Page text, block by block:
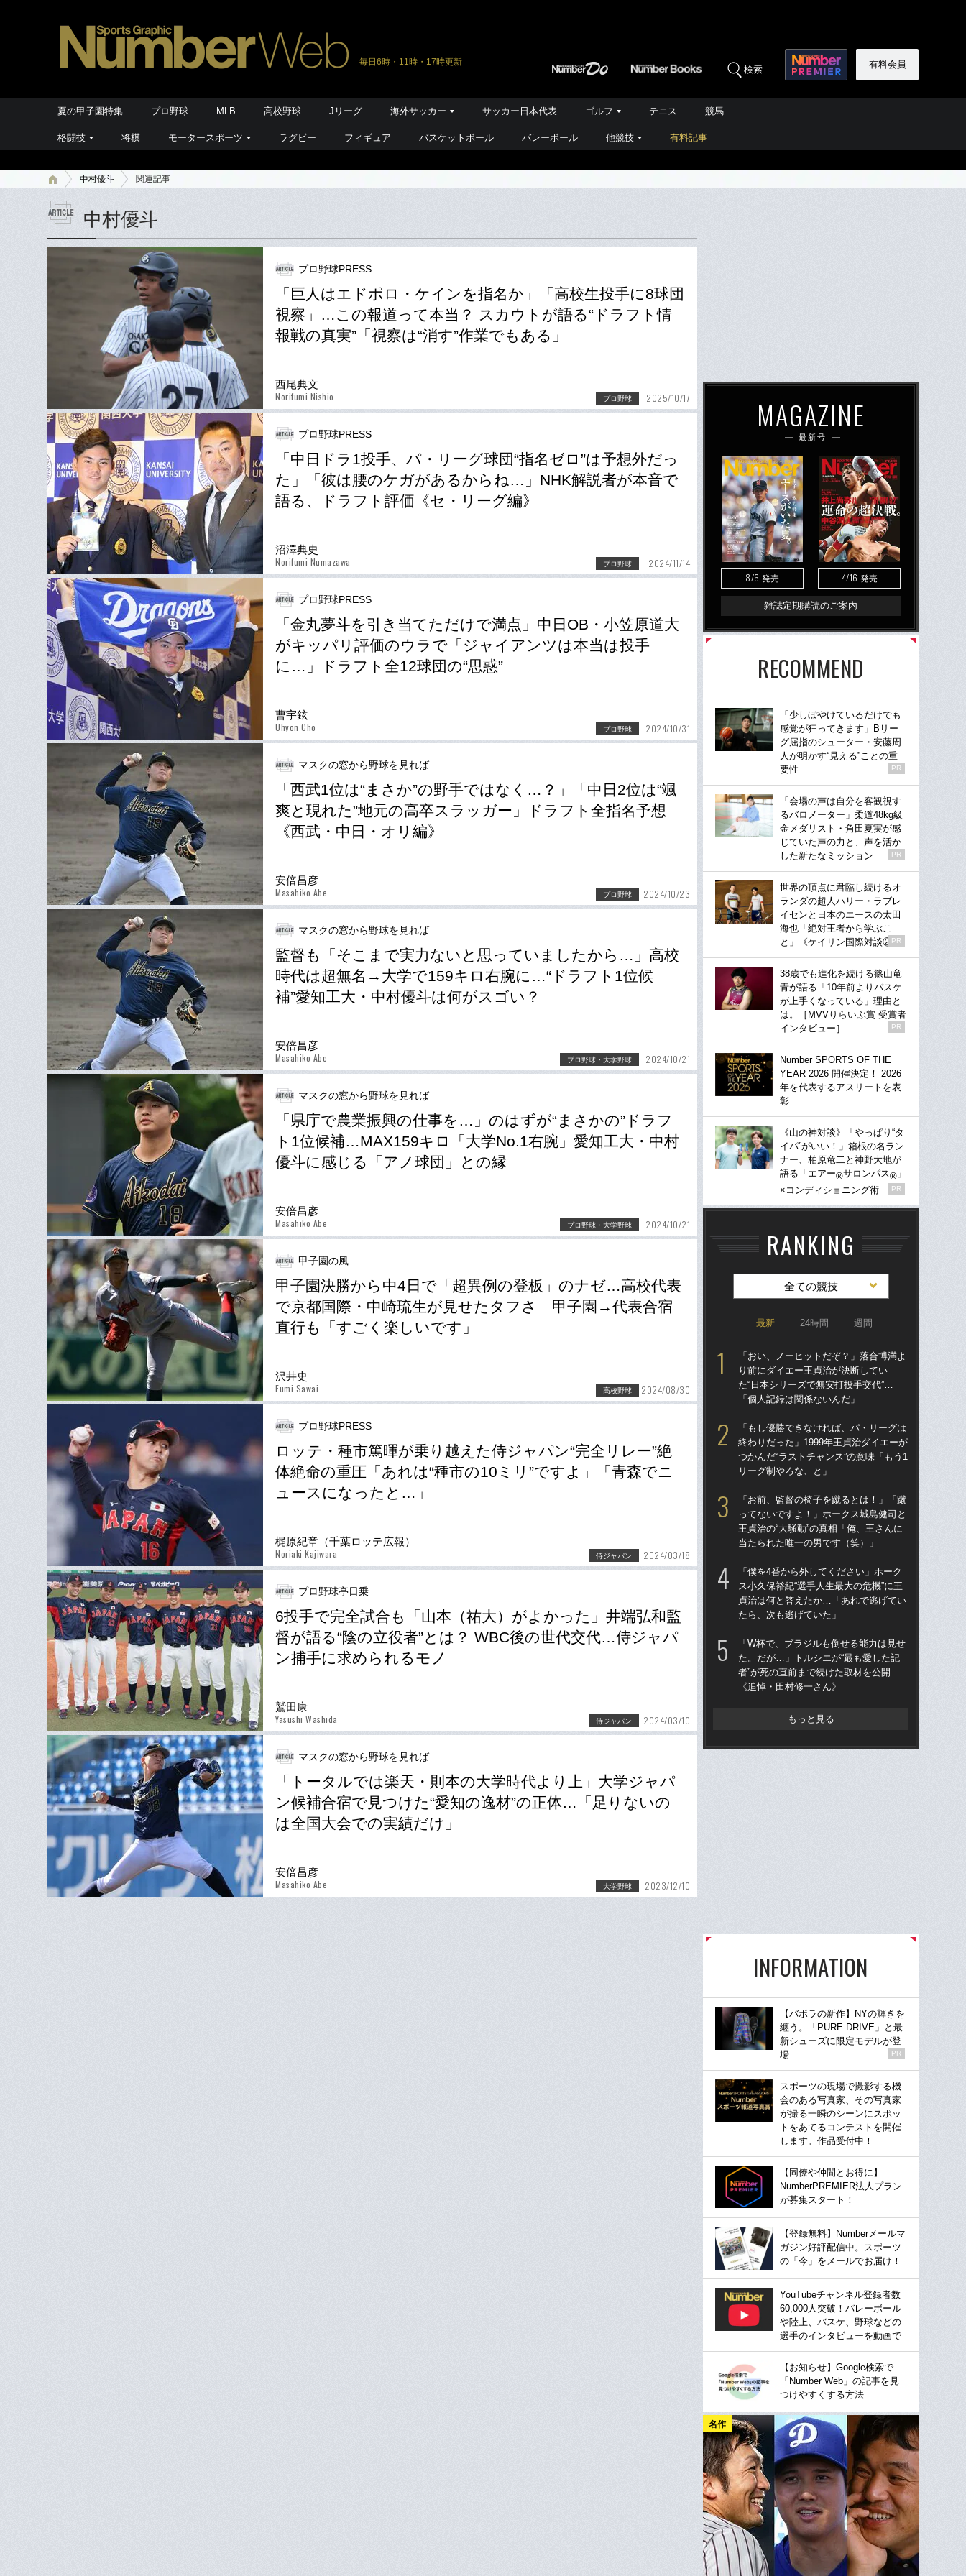
毎日6時・11時・17時更新
検索 有料会員
夏の甲子園特集 プロ野球 MLB 高校野球 Jリーグ 海外サッカー サッカー日本代表 ゴルフ テニス 競馬
格闘技 将棋 モータースポーツ ラグビー フィギュア バスケットボール バレーボール 他競技 有料記事
中村優斗 関連記事
中村優斗
プロ野球PRESS
「巨人はエドポロ・ケインを指名か」「高校生投手に8球団
視察」…この報道って本当？ スカウトが語る“ドラフト情
報戦の真実”「視察は“消す”作業でもある」
西尾典文
Norifumi Nishio プロ野球 2025/10/17
プロ野球PRESS
「中日ドラ1投手、パ・リーグ球団“指名ゼロ”は予想外だっ
た」「彼は腰のケガがあるからね…」NHK解説者が本音で
語る、ドラフト評価《セ・リーグ編》
沼澤典史
Norifumi Numazawa プロ野球 2024/11/14
プロ野球PRESS
「金丸夢斗を引き当てただけで満点」中日OB・小笠原道大
がキッパリ評価のウラで「ジャイアンツは本当は投手
に…」ドラフト全12球団の“思惑”
曹宇鉉
Uhyon Cho プロ野球 2024/10/31
マスクの窓から野球を見れば
「西武1位は“まさか”の野手ではなく…？」「中日2位は“颯
爽と現れた”地元の高卒スラッガー」ドラフト全指名予想
《西武・中日・オリ編》
安倍昌彦
Masahiko Abe プロ野球 2024/10/23
マスクの窓から野球を見れば
監督も「そこまで実力ないと思っていましたから…」高校
時代は超無名→大学で159キロ右腕に…“ドラフト1位候
補”愛知工大・中村優斗は何がスゴい？
安倍昌彦
Masahiko Abe プロ野球・大学野球 2024/10/21
マスクの窓から野球を見れば
「県庁で農業振興の仕事を…」のはずが“まさかの”ドラフ
ト1位候補…MAX159キロ「大学No.1右腕」愛知工大・中村
優斗に感じる「アノ球団」との縁
安倍昌彦
Masahiko Abe プロ野球・大学野球 2024/10/21
甲子園の風
甲子園決勝から中4日で「超異例の登板」のナゼ…高校代表
で京都国際・中崎琉生が見せたタフさ 甲子園→代表合宿
直行も「すごく楽しいです」
沢井史
Fumi Sawai 高校野球 2024/08/30
プロ野球PRESS
ロッテ・種市篤暉が乗り越えた侍ジャパン“完全リレー”絶
体絶命の重圧「あれは“種市の10ミリ”ですよ」「青森でニ
ュースになったと…」
梶原紀章（千葉ロッテ広報）
Noriaki Kajiwara 侍ジャパン 2024/03/18
プロ野球亭日乗
6投手で完全試合も「山本（祐大）がよかった」井端弘和監
督が語る“陰の立役者”とは？ WBC後の世代交代…侍ジャパ
ン捕手に求められるモノ
鷲田康
Yasushi Washida 侍ジャパン 2024/03/10
マスクの窓から野球を見れば
「トータルでは楽天・則本の大学時代より上」大学ジャパ
ン候補合宿で見つけた“愛知の逸材”の正体…「足りないの
は全国大会での実績だけ」
安倍昌彦
Masahiko Abe 大学野球 2023/12/10
MAGAZINE
最新号
8/6 発売 4/16 発売
雑誌定期購読のご案内
RECOMMEND
「少しぼやけているだけでも
感覚が狂ってきます」Bリー
グ屈指のシューター・安藤周
人が明かす“見える”ことの重
要性
PR
「会場の声は自分を客観視す
るバロメーター」柔道48kg級
金メダリスト・角田夏実が感
じていた声の力と、声を活か
した新たなミッション
PR
世界の頂点に君臨し続けるオ
ランダの超人ハリー・ラブレ
イセンと日本のエースの太田
海也「絶対王者から学ぶこ
と」《ケイリン国際対談②》
PR
38歳でも進化を続ける篠山竜
青が語る「10年前よりバスケ
が上手くなっている」理由と
は。［MVVりらいぶ賞 受賞者
インタビュー］
PR
Number SPORTS OF THE
YEAR 2026 開催決定！ 2026
年を代表するアスリートを表
彰
《山の神対談》「やっぱり“タ
イパ”がいい！」箱根の名ラン
ナー、柏原竜二と神野大地が
語る「エアー®サロンパス® 」
×コンディショニング術
PR
RANKING
全ての競技
最新 24時間 週間
「おい、ノーヒットだぞ？」落合博満よ
り前にダイエー王貞治が決断してい
た“日本シリーズで無安打投手交代”…
「個人記録は関係ないんだ」
「もし優勝できなければ、パ・リーグは
終わりだった」1999年王貞治ダイエーが
つかんだ“ラストチャンス”の意味「もう1
リーグ制やろな、と」
「お前、監督の椅子を蹴るとは！」「蹴
ってないですよ！」ホークス城島健司と
王貞治の“大騒動”の真相「俺、王さんに
当たられた唯一の男です（笑）」
「僕を4番から外してください」ホーク
ス小久保裕紀“選手人生最大の危機”に王
貞治は何と答えたか…「あれで逃げてい
たら、次も逃げていた」
「W杯で、ブラジルも倒せる能力は見せ
た。だが…」トルシエが“最も愛した記
者”が死の直前まで続けた取材を公開
《追悼・田村修一さん》
もっと見る
INFORMATION
【バボラの新作】NYの輝きを
纏う。「PURE DRIVE」と最
新シューズに限定モデルが登
場
PR
スポーツの現場で撮影する機
会のある写真家、その写真家
が撮る一瞬のシーンにスポッ
トをあてるコンテストを開催
します。作品受付中！
【同僚や仲間とお得に】
NumberPREMIER法人プラン
が募集スタート！
【登録無料】Numberメールマ
ガジン好評配信中。スポーツ
の「今」をメールでお届け！
YouTubeチャンネル登録者数
60,000人突破！バレーボール
や陸上、バスケ、野球などの
選手のインタビューを動画で
【お知らせ】Google検索で
「Number Web」の記事を見
つけやすくする方法
名作